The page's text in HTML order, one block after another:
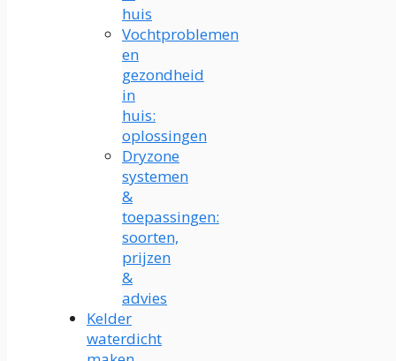
huis
Vochtproblemen
en
gezondheid
in
huis:
oplossingen
Dryzone
systemen
&
toepassingen:
soorten,
prijzen
&
advies
Kelder
waterdicht